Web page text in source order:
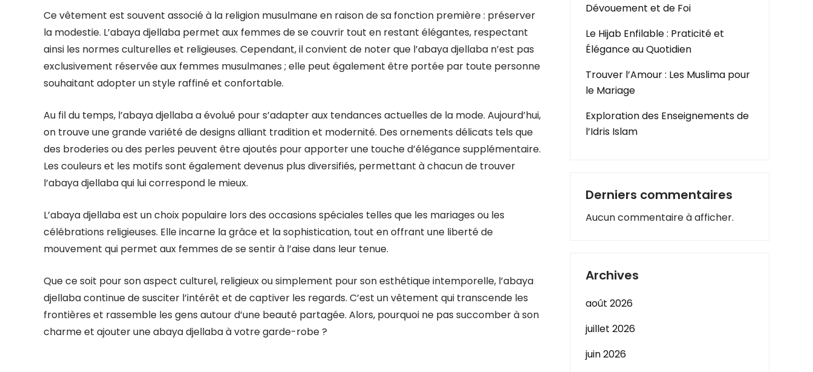
Ce vêtement est souvent associé à la religion musulmane en raison de sa fonction première : préserver
la modestie. L’abaya djellaba permet aux femmes de se couvrir tout en restant élégantes, respectant
ainsi les normes culturelles et religieuses. Cependant, il convient de noter que l’abaya djellaba n’est pas
exclusivement réservée aux femmes musulmanes ; elle peut également être portée par toute personne
souhaitant adopter un style raffiné et confortable.
Au fil du temps, l’abaya djellaba a évolué pour s’adapter aux tendances actuelles de la mode. Aujourd’hui,
on trouve une grande variété de designs alliant tradition et modernité. Des ornements délicats tels que
des broderies ou des perles peuvent être ajoutés pour apporter une touche d’élégance supplémentaire.
Les couleurs et les motifs sont également devenus plus diversifiés, permettant à chacun de trouver
l’abaya djellaba qui lui correspond le mieux.
L’abaya djellaba est un choix populaire lors des occasions spéciales telles que les mariages ou les
célébrations religieuses. Elle incarne la grâce et la sophistication, tout en offrant une liberté de
mouvement qui permet aux femmes de se sentir à l’aise dans leur tenue.
Que ce soit pour son aspect culturel, religieux ou simplement pour son esthétique intemporelle, l’abaya
djellaba continue de susciter l’intérêt et de captiver les regards. C’est un vêtement qui transcende les
frontières et rassemble les gens autour d’une beauté partagée. Alors, pourquoi ne pas succomber à son
charme et ajouter une abaya djellaba à votre garde-robe ?
Dévouement et de Foi
Le Hijab Enfilable : Praticité et
Élégance au Quotidien
Trouver l’Amour : Les Muslima pour
le Mariage
Exploration des Enseignements de
l’Idris Islam
Derniers commentaires
Aucun commentaire à afficher.
Archives
août 2026
juillet 2026
juin 2026